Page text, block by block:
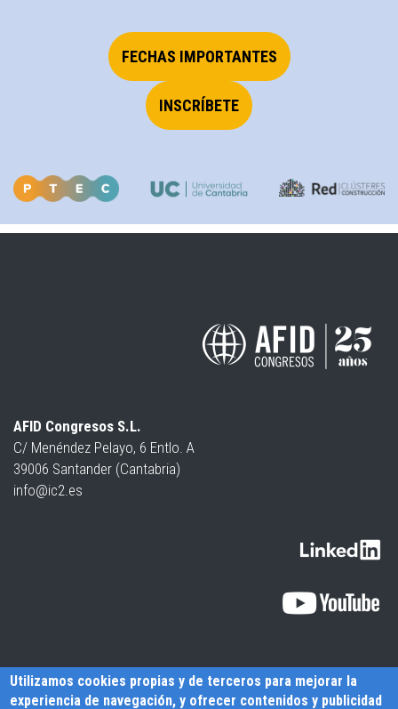
FECHAS IMPORTANTES
INSCRÍBETE
AFID Congresos S.L.
C/ Menéndez Pelayo, 6 Entlo. A
39006 Santander (Cantabria)
info@ic2.es
Utilizamos cookies propias y de terceros para mejorar la
experiencia de navegación, y ofrecer contenidos y publicidad